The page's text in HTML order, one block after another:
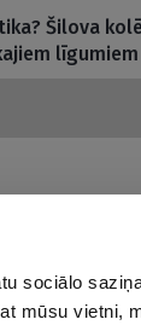
sociālo
mūsu vietni,
Šilova
līgumiem